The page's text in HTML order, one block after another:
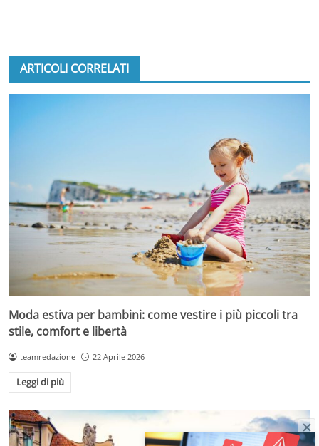
ARTICOLI CORRELATI
Moda estiva per bambini: come vestire i più piccoli tra
stile, comfort e libertà
teamredazione 22 Aprile 2026
Leggi di più